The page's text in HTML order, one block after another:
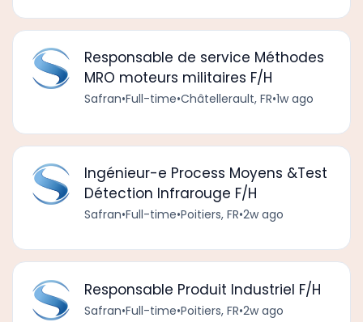
Responsable de service Méthodes
MRO moteurs militaires F/H
Safran•Full-time•Châtellerault, FR•1w ago
Ingénieur-e Process Moyens &Test
Détection Infrarouge F/H
Safran•Full-time•Poitiers, FR•2w ago
Responsable Produit Industriel F/H
Safran•Full-time•Poitiers, FR•2w ago